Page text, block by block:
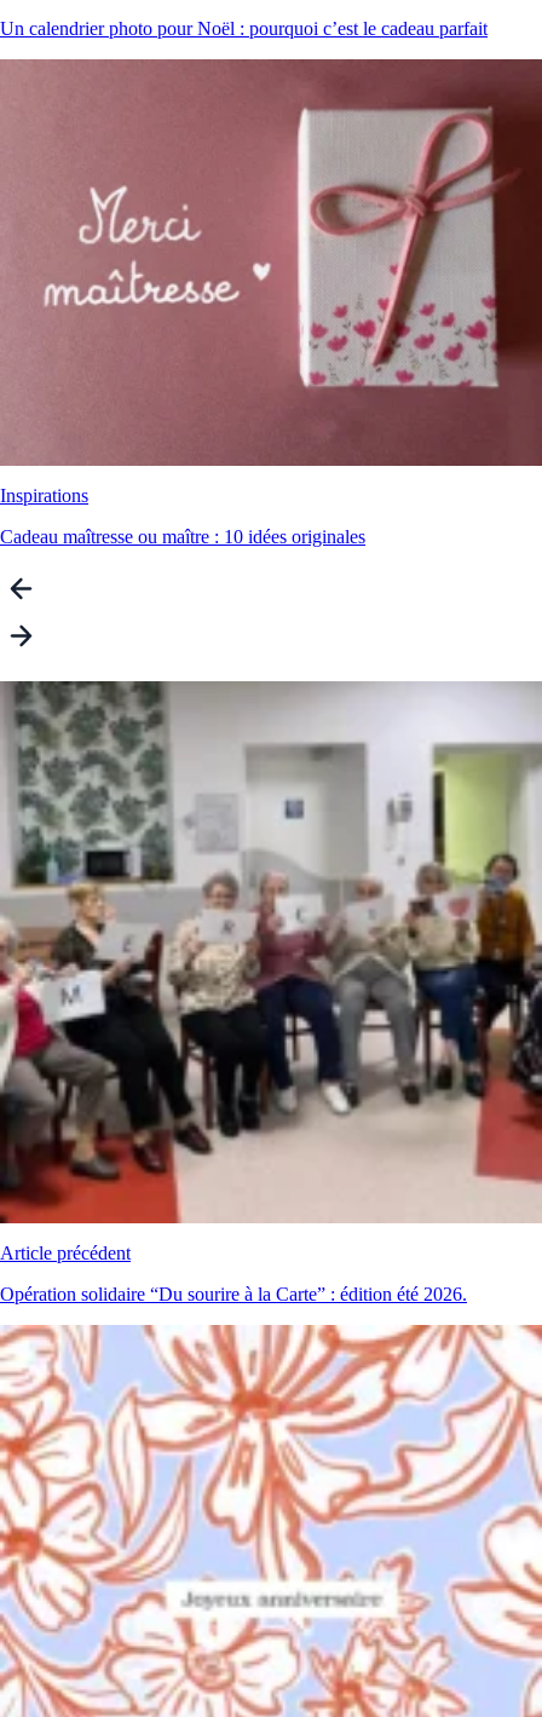
Un calendrier photo pour Noël : pourquoi c’est le cadeau parfait
Inspirations
Cadeau maîtresse ou maître : 10 idées originales
Article précédent
Opération solidaire “Du sourire à la Carte” : édition été 2026.